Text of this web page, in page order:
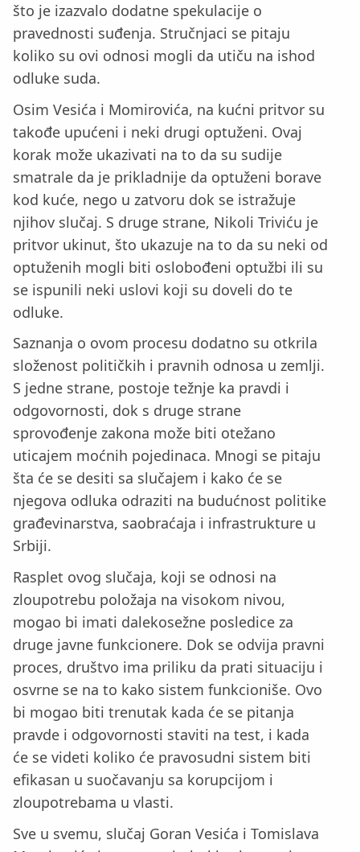
što je izazvalo dodatne spekulacije o
pravednosti suđenja. Stručnjaci se pitaju
koliko su ovi odnosi mogli da utiču na ishod
odluke suda.
Osim Vesića i Momirovića, na kućni pritvor su
takođe upućeni i neki drugi optuženi. Ovaj
korak može ukazivati na to da su sudije
smatrale da je prikladnije da optuženi borave
kod kuće, nego u zatvoru dok se istražuje
njihov slučaj. S druge strane, Nikoli Triviću je
pritvor ukinut, što ukazuje na to da su neki od
optuženih mogli biti oslobođeni optužbi ili su
se ispunili neki uslovi koji su doveli do te
odluke.
Saznanja o ovom procesu dodatno su otkrila
složenost političkih i pravnih odnosa u zemlji.
S jedne strane, postoje težnje ka pravdi i
odgovornosti, dok s druge strane
sprovođenje zakona može biti otežano
uticajem moćnih pojedinaca. Mnogi se pitaju
šta će se desiti sa slučajem i kako će se
njegova odluka odraziti na budućnost politike
građevinarstva, saobraćaja i infrastrukture u
Srbiji.
Rasplet ovog slučaja, koji se odnosi na
zloupotrebu položaja na visokom nivou,
mogao bi imati dalekosežne posledice za
druge javne funkcionere. Dok se odvija pravni
proces, društvo ima priliku da prati situaciju i
osvrne se na to kako sistem funkcioniše. Ovo
bi mogao biti trenutak kada će se pitanja
pravde i odgovornosti staviti na test, i kada
će se videti koliko će pravosudni sistem biti
efikasan u suočavanju sa korupcijom i
zloupotrebama u vlasti.
Sve u svemu, slučaj Goran Vesića i Tomislava